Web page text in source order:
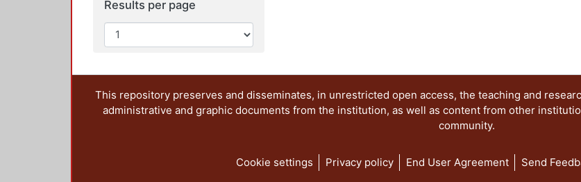
Results per page
This repository preserves and disseminates, in unrestricted open access, the teaching and
administrative and graphic documents from the institution, as well as content from other
community.
Cookie settings Privacy policy End User Agreement Send